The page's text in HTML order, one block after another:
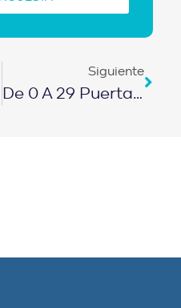
Siguiente
De 0 A 29 Puertas: La Guía Definitiva Para Invertir En Barrios Populares | EPISODIO 499